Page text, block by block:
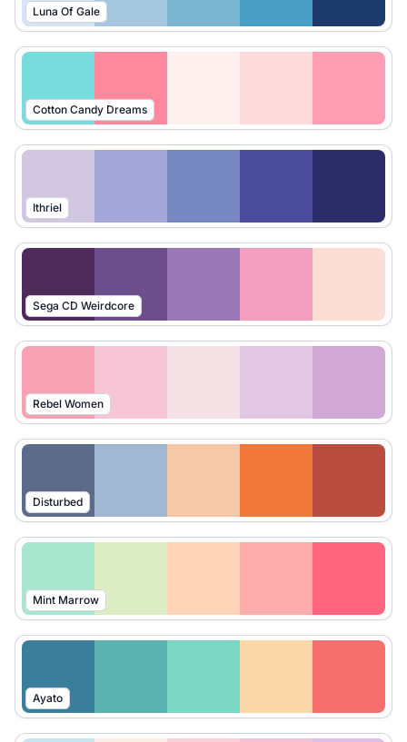
Luna Of Gale
Cotton Candy Dreams
Ithriel
Sega CD Weirdcore
Rebel Women
Disturbed
Mint Marrow
Ayato